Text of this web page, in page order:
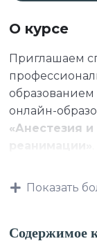
О курсе
Приглашаем
онлайн-
«Анестезия
Показать
Содержимое